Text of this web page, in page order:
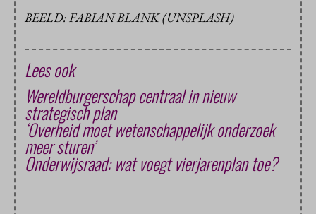
BEELD: FABIAN BLANK (UNSPLASH)
Lees ook
Wereldburgerschap centraal in nieuw
strategisch plan
‘Overheid moet wetenschappelijk onderzoek
meer sturen’
Onderwijsraad: wat voegt vierjarenplan toe?